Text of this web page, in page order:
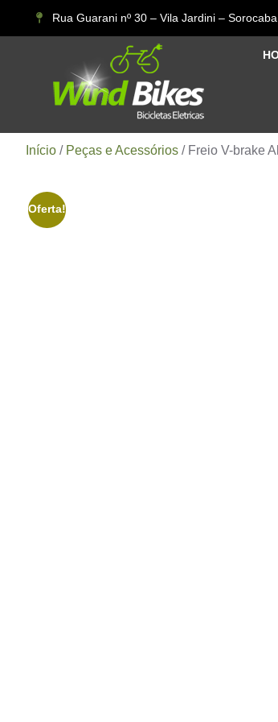
Rua Guarani nº 30 – Vila Jardini –
Início / Peças e Acessórios / Freio V-brake
Oferta!